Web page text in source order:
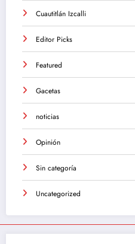
Cuautitlán Izcalli
Editor Picks
Featured
Gacetas
noticias
Opinión
Sin categoría
Uncategorized